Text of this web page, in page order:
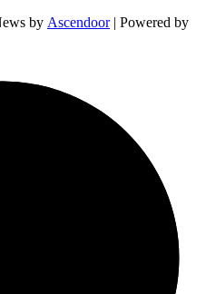
by Ascendoor| Powered by